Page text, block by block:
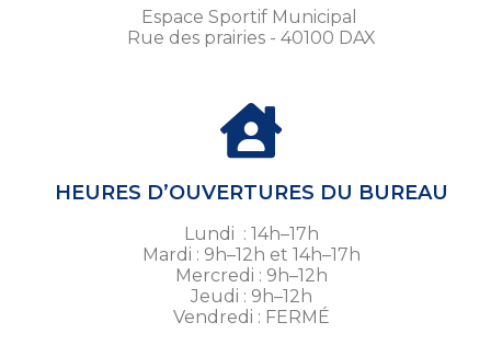
Espace Sportif Municipal
Rue des prairies - 40100 DAX
HEURES D’OUVERTURES DU BUREAU
Lundi : 14h–17h
Mardi : 9h–12h et 14h–17h
Mercredi : 9h–12h
Jeudi : 9h–12h
Vendredi : FERMÉ